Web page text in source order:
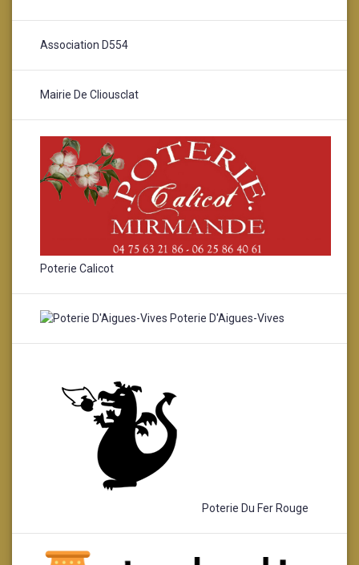
Association D554
Mairie De Cliousclat
Poterie Calicot
Poterie D'Aigues-Vives
Poterie Du Fer Rouge